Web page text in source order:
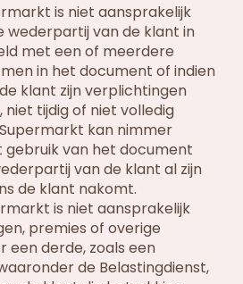
is niet aansprakelijk
wederpartij van de klant in
met een of meerdere
in het document of indien
klant zijn verplichtingen
niet tijdig of niet volledig
kan nimmer
van het document
van de klant al zijn
de klant nakomt.
is niet aansprakelijk
premies of overige
een derde, zoals een
de Belastingdienst,